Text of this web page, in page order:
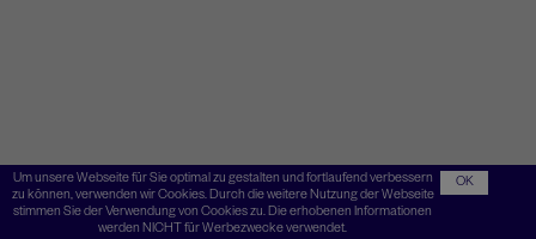
Um unsere Webseite für Sie optimal zu gestalten und fortlaufend verbessern
zu können, verwenden wir Cookies. Durch die weitere Nutzung der Webseite
stimmen Sie der Verwendung von Cookies zu. Die erhobenen Informationen
werden NICHT für Werbezwecke verwendet.
OK